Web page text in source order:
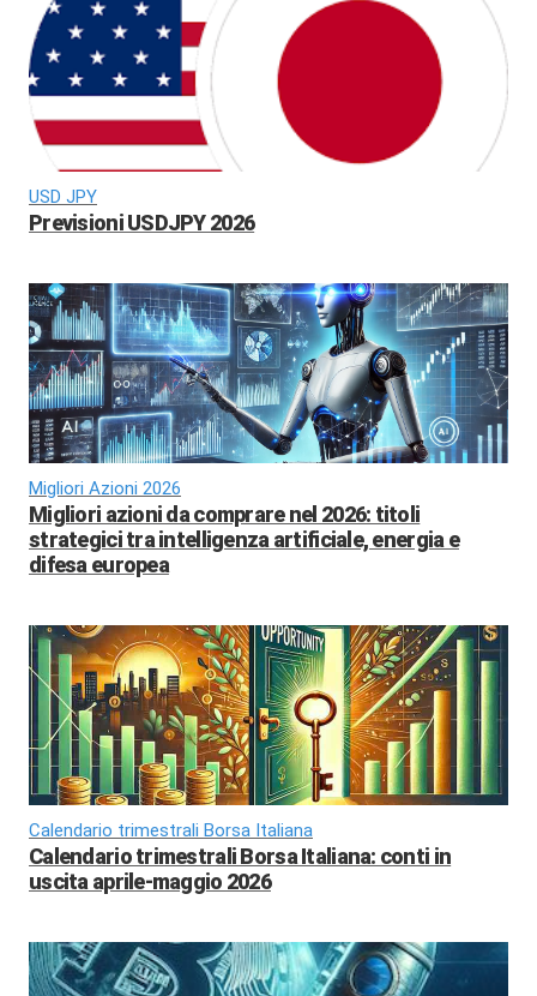
USD JPY
Previsioni USDJPY 2026
Migliori Azioni 2026
Migliori azioni da comprare nel 2026: titoli
strategici tra intelligenza artificiale, energia e
difesa europea
Calendario trimestrali Borsa Italiana
Calendario trimestrali Borsa Italiana: conti in
uscita aprile-maggio 2026